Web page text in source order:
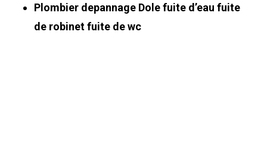
Plombier depannage Dole fuite d’eau fuite
de robinet fuite de wc